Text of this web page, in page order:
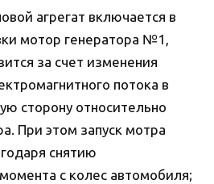
агрегат включается в
мотор генератора №1,
за счет изменения
потока в
сторону относительно
При этом запуск мотра
снятию
с колес автомобиля;